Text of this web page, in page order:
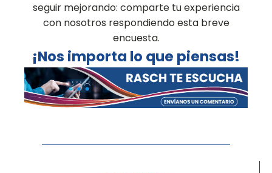
seguir mejorando: comparte tu experiencia
con nosotros respondiendo esta breve
encuesta.
¡Nos importa lo que piensas!